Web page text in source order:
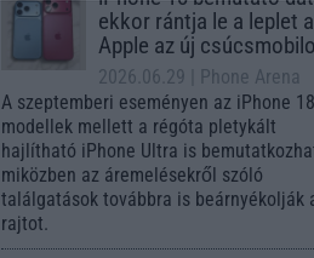
ekkor rántja le a leplet
Apple az új
2026.06.29
| Phone Arena
A szeptemberi eseményen az iPhone
modellek mellett a régóta pletykált
hajlítható iPhone Ultra is
miközben az áremelésekről szóló
találgatások továbbra is beárnyékolják
rajtot.